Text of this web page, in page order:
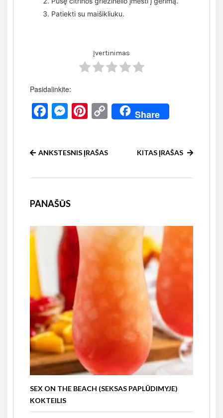
Patiekti su maišikliuku.
Įvertinimas
Pasidalinkite:
Facebook
Messenger
Pinterest
Copy
Link
Share
ANKSTESNIS ĮRAŠAS KITAS ĮRAŠAS
PANAŠŪS
SEX ON THE BEACH (SEKSAS PAPLŪDIMYJE)
KOKTEILIS